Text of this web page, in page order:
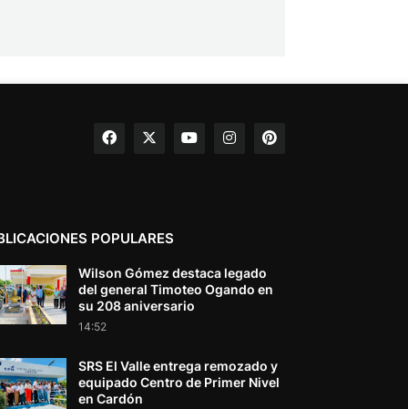
POPULARES
Wilson Gómez destaca legado
del general Timoteo Ogando en
su 208 aniversario
14:52
SRS El Valle entrega remozado y
equipado Centro de Primer Nivel
en Cardón